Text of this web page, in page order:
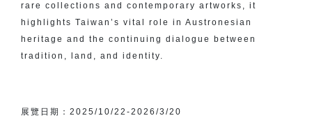
rare collections and contemporary artworks, it
highlights Taiwan’s vital role in Austronesian
heritage and the continuing dialogue between
tradition, land, and identity.
展覽日期： 2025/10/22-2026/3/20